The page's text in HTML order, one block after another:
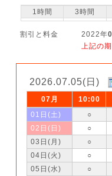
1時間 3時間
割引と料金 2022年
上記の
2026.07.05(日)
07月 10:00
01日(土)
○
02日(日)
○
03日(月)
○
04日(火)
○
05日(水)
○